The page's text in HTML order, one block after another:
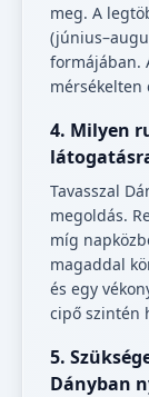
meg. A
formájában.
mérsékelten
4. Milyen
Tavasszal
megoldás.
míg
magaddal
és egy
cipő szintén
5.
Dányban